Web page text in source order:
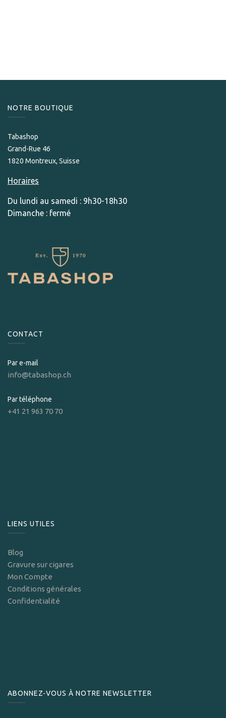
NOTRE BOUTIQUE
Tabashop
Grand-Rue 46
1820 Montreux, Suisse
Horaires
Du lundi au samedi : 9h30-18h30
Dimanche : fermé
CONTACT
Par e-mail
info@tabashop.ch
Par téléphone
+41 21 963 70 70
LIENS UTILES
Blog
Gravure sur cigares
Mon Compte
Conditions générales
Confidentialité
ABONNEZ-VOUS À NOTRE NEWSLETTER